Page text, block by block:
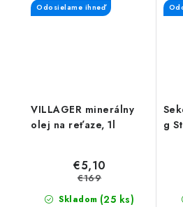
VILLAGER minerálny
olej na reťaze, 1l
Odosielame ihneď
Skladom (25 ks)
€5,10
€169
g